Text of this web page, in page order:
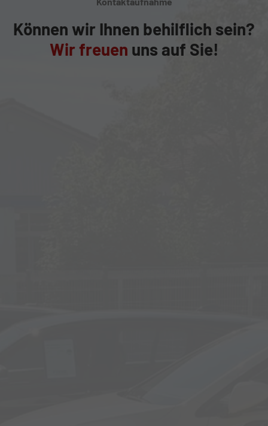
Können wir Ihnen behilflich sein?
Wir freuen uns auf Sie!